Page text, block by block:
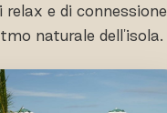
relax e di connessione
naturale dell'isola.